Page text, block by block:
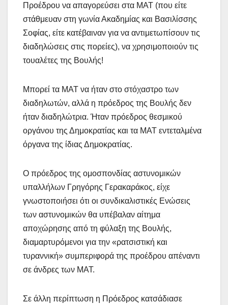
Προέδρου να απαγορεύσει στα ΜΑΤ (που είτε
στάθμευαν στη γωνία Ακαδημίας και Βασιλίσσης
Σοφίας, είτε κατέβαιναν για να αντιμετωπίσουν τις
διαδηλώσεις στις πορείες), να χρησιμοποιούν τις
τουαλέτες της Βουλής!
Μπορεί τα ΜΑΤ να ήταν στο στόχαστρο των
διαδηλωτών, αλλά η πρόεδρος της Βουλής δεν
ήταν διαδηλώτρια. Ήταν πρόεδρος θεσμικού
οργάνου της Δημοκρατίας και τα ΜΑΤ εντεταλμένα
όργανα της ίδιας Δημοκρατίας.
Ο πρόεδρος της ομοσπονδίας αστυνομικών
υπαλλήλων Γρηγόρης Γερακαράκος, είχε
γνωστοποιήσει ότι οι συνδικαλιστικές Ενώσεις
των αστυνομικών θα υπέβαλαν αίτημα
αποχώρησης από τη φύλαξη της Βουλής,
διαμαρτυρόμενοι για την «ρατσιστική και
τυραννική» συμπεριφορά της προέδρου απέναντι
σε άνδρες των ΜΑΤ.
Σε άλλη περίπτωση η Πρόεδρος κατσάδιασε